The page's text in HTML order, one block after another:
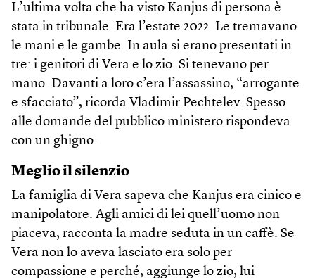
L’ultima volta che ha visto Kanjus di persona è
stata in tribunale. Era l’estate 2022. Le tremavano
le mani e le gambe. In aula si erano presentati in
tre: i genitori di Vera e lo zio. Si tenevano per
mano. Davanti a loro c’era l’assassino, “arrogante
e sfacciato”, ricorda Vladimir Pechtelev. Spesso
alle domande del pubblico ministero rispondeva
con un ghigno.
Meglio il silenzio
La famiglia di Vera sapeva che Kanjus era cinico e
manipolatore. Agli amici di lei quell’uomo non
piaceva, racconta la madre seduta in un caffè. Se
Vera non lo aveva lasciato era solo per
compassione e perché, aggiunge lo zio, lui